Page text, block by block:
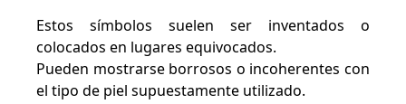
Estos símbolos suelen ser inventados o
colocados en lugares equivocados.
Pueden mostrarse borrosos o incoherentes con
el tipo de piel supuestamente utilizado.